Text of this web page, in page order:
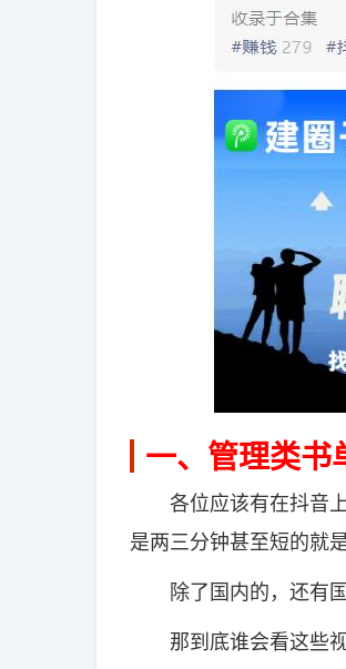
一、管理类书
各位应该有在抖音上
是两三分钟甚至短的就
除了国内的，还有国
那到底谁会看这些视